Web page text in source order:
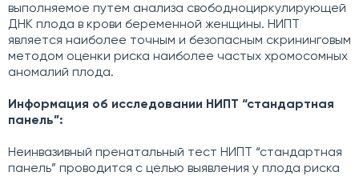
выполняемое путем анализа свободноциркулирующей
ДНК плода в крови беременной женщины. НИПТ
является наиболее точным и безопасным скрининговым
методом оценки риска наиболее частых хромосомных
аномалий плода.
Информация об исследовании НИПТ “стандартная
панель”:
Неинвазивный пренатальный тест НИПТ “стандартная
панель” проводится с целью выявления у плода риска